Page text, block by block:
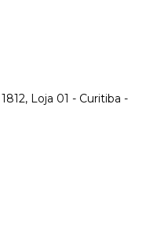
Loja 01 - Curitiba -